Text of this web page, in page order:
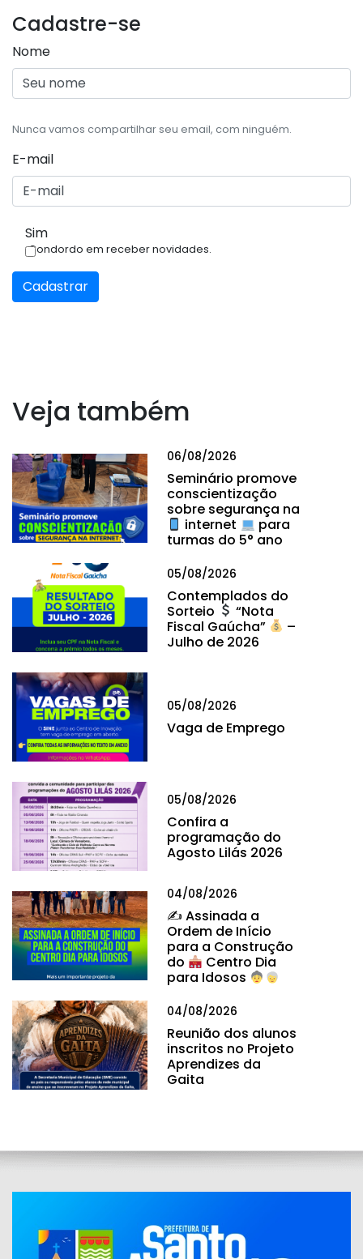
Cadastre-se
Nome
Nunca vamos compartilhar seu email, com ninguém.
E-mail
Sim
Condordo em receber novidades.
Cadastrar
Veja também
06/08/2026
Seminário promove
conscientização
sobre segurança na
internet
para
turmas do 5° ano
05/08/2026
Contemplados do
Sorteio
“Nota
Fiscal Gaúcha”
–
Julho de 2026
05/08/2026
Vaga de Emprego
05/08/2026
Confira a
programação do
Agosto Lilás 2026
04/08/2026
✍ Assinada a
Ordem de Início
para a Construção
do
Centro Dia
para Idosos
04/08/2026
Reunião dos alunos
inscritos no Projeto
Aprendizes da
Gaita